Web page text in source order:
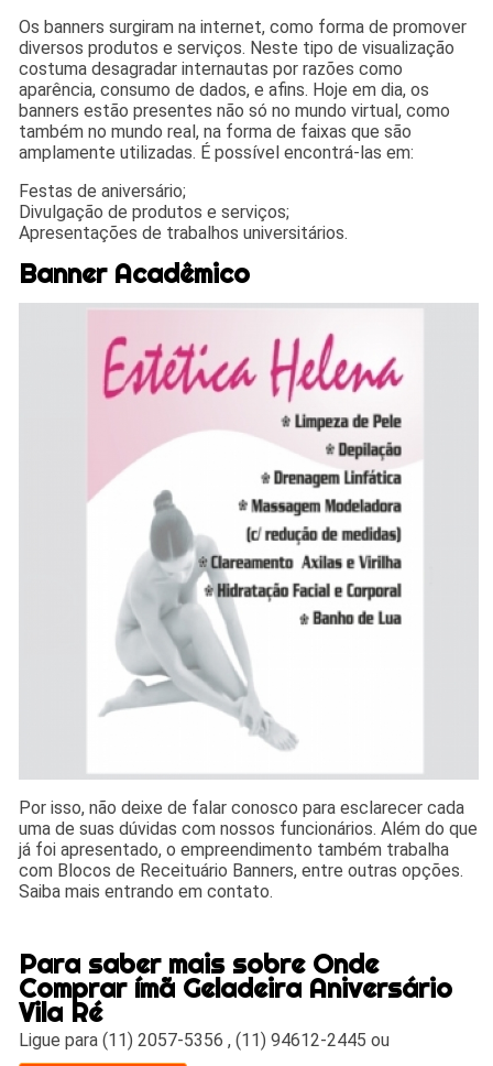
Os banners surgiram na internet, como forma de promover
diversos produtos e serviços. Neste tipo de visualização
costuma desagradar internautas por razões como
aparência, consumo de dados, e afins. Hoje em dia, os
banners estão presentes não só no mundo virtual, como
também no mundo real, na forma de faixas que são
amplamente utilizadas. É possível encontrá-las em:
Festas de aniversário;
Divulgação de produtos e serviços;
Apresentações de trabalhos universitários.
Banner Acadêmico
Por isso, não deixe de falar conosco para esclarecer cada
uma de suas dúvidas com nossos funcionários. Além do que
já foi apresentado, o empreendimento também trabalha
com Blocos de Receituário Banners, entre outras opções.
Saiba mais entrando em contato.
Para saber mais sobre Onde
Comprar ímã Geladeira Aniversário
Vila Ré
Ligue para(11) 2057-5356 ,(11) 94612-2445 ou